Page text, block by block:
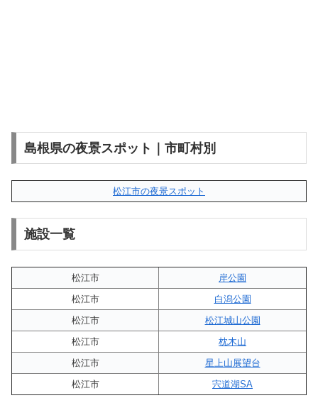
島根県の夜景スポット｜市町村別
松江市の夜景スポット
施設一覧
松江市
岸公園
松江市
白潟公園
松江市
松江城山公園
松江市
枕木山
松江市
星上山展望台
松江市
宍道湖SA